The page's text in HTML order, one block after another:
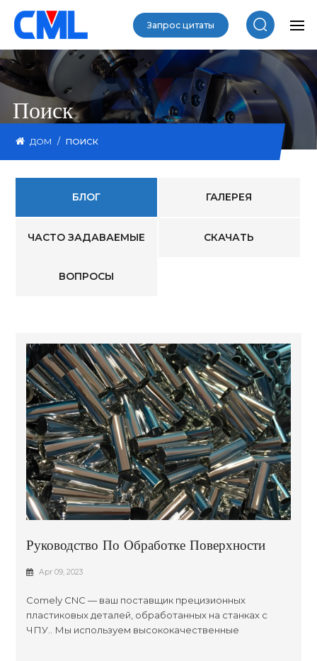
Запрос цитаты
Поиск
ДОМ / ПОИСК
БЛОГ ГАЛЕРЕЯ
ЧАСТО ЗАДАВАЕМЫЕ
ВОПРОСЫ
СКАЧАТЬ
Руководство По Обработке Поверхности
Обработанных Пластиковых Деталей
Apr 09, 2023
Comely CNC — ваш поставщик прецизионных
пластиковых деталей, обработанных на станках с
ЧПУ.. Мы используем высококачественные